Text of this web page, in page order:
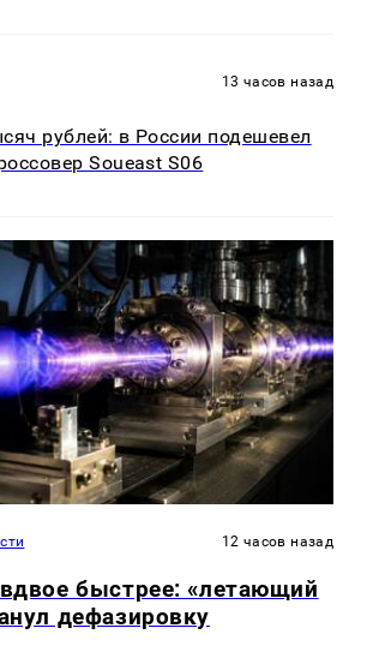
13 часов назад
рублей: в России подешевел
Soueast S06
12 часов назад
быстрее: «летающий
дефазировку